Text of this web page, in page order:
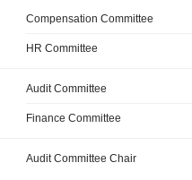
Compensation Committee
HR Committee
Audit Committee
Finance Committee
Audit Committee Chair